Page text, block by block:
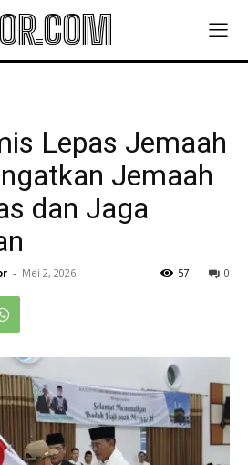
Lepas Jemaah
Jemaah
dan Jaga
- Mei 2, 2026 0
57